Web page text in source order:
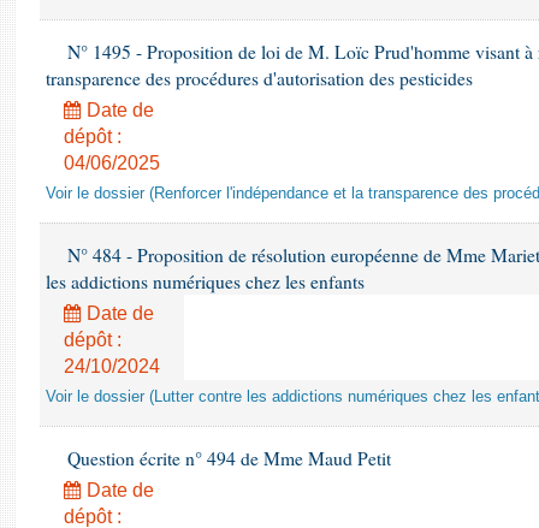
N° 1495 - Proposition de loi de M. Loïc Prud'homme visant à
transparence des procédures d'autorisation des pesticides
Date de
dépôt :
04/06/2025
Voir le dossier (Renforcer l'indépendance et la transparence des
N° 484 - Proposition de résolution européenne de Mme
les addictions numériques chez les enfants
Date de
dépôt :
24/10/2024
Voir le dossier (Lutter contre les addictions numériques chez les
Question écrite n° 494 de Mme Maud Petit
Date de
dépôt :